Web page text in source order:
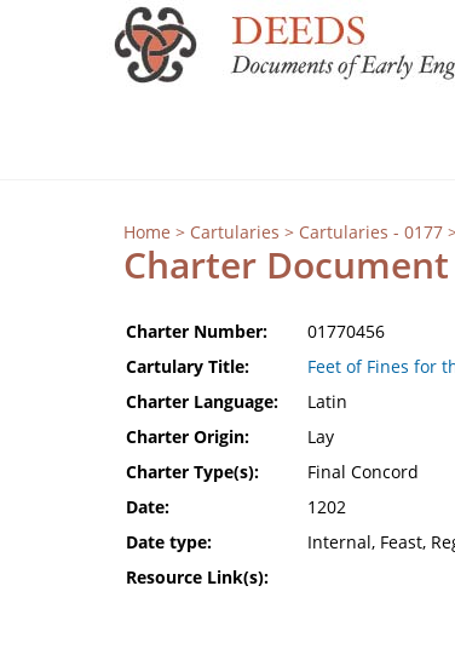
Home > Cartularies > Cartularies - 0177
Charter Document
Charter Number:
01770456
Cartulary Title:
Feet of Fines for
Charter Language:
Latin
Charter Origin:
Lay
Charter Type(s):
Final Concord
Date:
1202
Date type:
Internal, Feast,
Resource Link(s):